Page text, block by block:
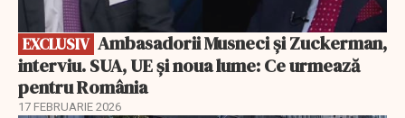
EXCLUSIV
interviu. SUA, UE și noua lume: Ce urmează
pentru România
17 FEBRUARIE 2026